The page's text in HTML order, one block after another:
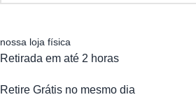
nossa loja física
Retirada em até 2 horas
Retire Grátis no mesmo dia